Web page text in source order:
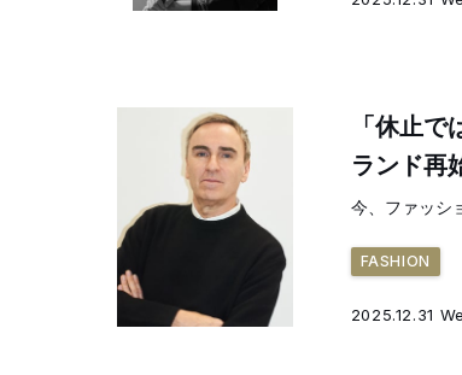
「休止
ランド再
今、ファッシ
FASHION
2025.12.31